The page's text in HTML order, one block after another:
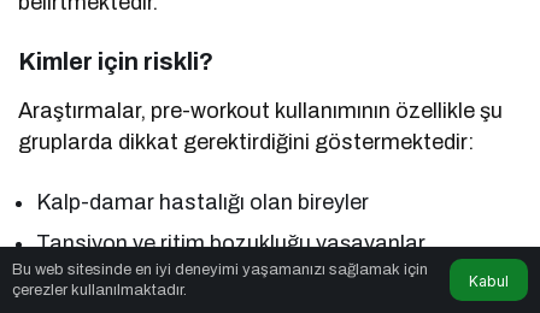
Kimler için riskli?
Araştırmalar, pre-workout kullanımının özellikle şu
gruplarda dikkat gerektirdiğini göstermektedir:
Kalp-damar hastalığı olan bireyler
Tansiyon ve ritim bozukluğu yaşayanlar
Hamile ve emziren kadınlar
Bu web sitesinde en iyi deneyimi yaşamanızı sağlamak için
çerezler kullanılmaktadır.
Kabul